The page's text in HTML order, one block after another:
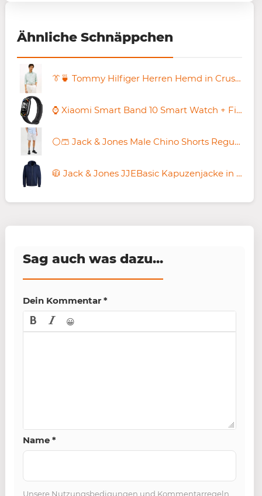
Ähnliche Schnäppchen
👔🍵 Tommy Hilfiger Herren Hemd in Crushed Mint ab 69,29€ (statt 108€)
⌚ Xiaomi Smart Band 10 Smart Watch + Fitness-Tracker für 33€ (statt 42€)
⚪️🩳 Jack & Jones Male Chino Shorts Regular Fit Chino Shorts für 14,54€ (statt 24€)
🧥 Jack & Jones JJEBasic Kapuzenjacke in Navyblau ab 24,72€ (statt 41€) – Schwarz ab 21,99€
Sag auch was dazu...
Dein Kommentar *
😀
Name *
Unsere Nutzungsbedigungen und Kommentarregeln